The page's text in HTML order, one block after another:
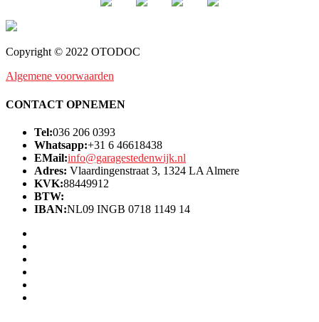
Copyright © 2022 OTODOC
Algemene voorwaarden
CONTACT OPNEMEN
Tel:036 206 0393
Whatsapp:+31 6 46618438
EMail:info@garagestedenwijk.nl
Adres: Vlaardingenstraat 3, 1324 LA Almere
KVK:88449912
BTW:
IBAN:NL09 INGB 0718 1149 14